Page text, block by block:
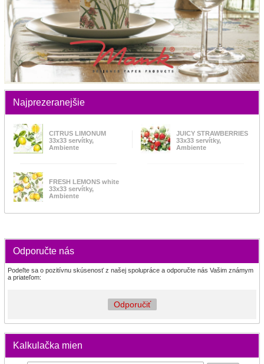
Najprezeranejšie
CITRUS LIMONUM
33x33 servítky,
Ambiente
JUICY STRAWBERRIES
33x33 servítky,
Ambiente
FRESH LEMONS white
33x33 servítky,
Ambiente
Odporučte nás
Podeľte sa o pozitívnu skúsenosť z našej spolupráce a odporučte nás Vašim známym
a priateľom:
Odporučiť
Kalkulačka mien